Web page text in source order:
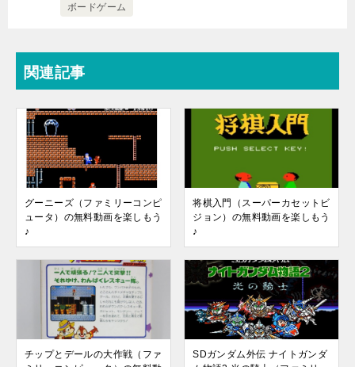
ボードゲーム
関連記事
グーニーズ（ファミリーコンピ
ュータ）の無料動画を楽しもう
♪
将棋入門（スーパーカセットビ
ジョン）の無料動画を楽しもう
♪
チップとデールの大作戦（ファ
SDガンダム外伝 ナイトガンダ